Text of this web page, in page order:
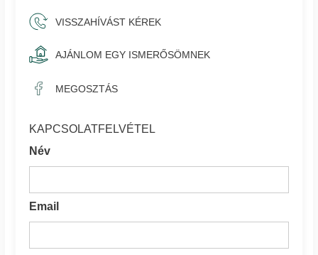
VISSZAHÍVÁST KÉREK
AJÁNLOM EGY ISMERŐSÖMNEK
MEGOSZTÁS
KAPCSOLATFELVÉTEL
Név
Email